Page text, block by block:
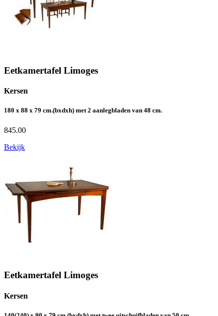
Eetkamertafel Limoges
Kersen
180 x 88 x 79 cm.(bxdxh) met 2 aanlegbladen van 48 cm.
845.00
Bekijk
Eetkamertafel Limoges
Kersen